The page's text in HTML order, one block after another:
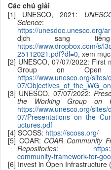
Các chú giải
[1] UNESCO, 2021:
Science:
https://unesdoc.unesco.org/
dịch sang
https://www.dropbox.com/s/
25112021.pdf?dl=0, xem
[2] UNESCO, 07/07/2022: First
Group on Open
https://www.unesco.org/
07/
[3] UNESCO, 07/07/2022:
the Working Group on
https://www.unesco.org/
07/
uctures.pdf
[4] SCOSS: https://scoss.org/
[5] COAR: COAR Community
Repositories:
community-framework-for-
[6] Invest in Open Infrastructure